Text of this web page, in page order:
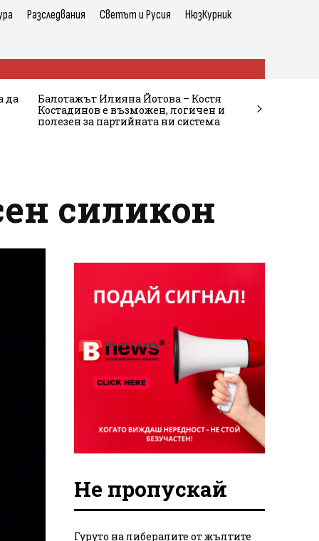
Разследвания Светът и Русия НюзКурник
да
Балотажът Илияна Йотова – Костя
Костадинов е възможен, логичен и
полезен за партийната ни система
силикон
Не пропускай
Гуруто на либералите от жълтите